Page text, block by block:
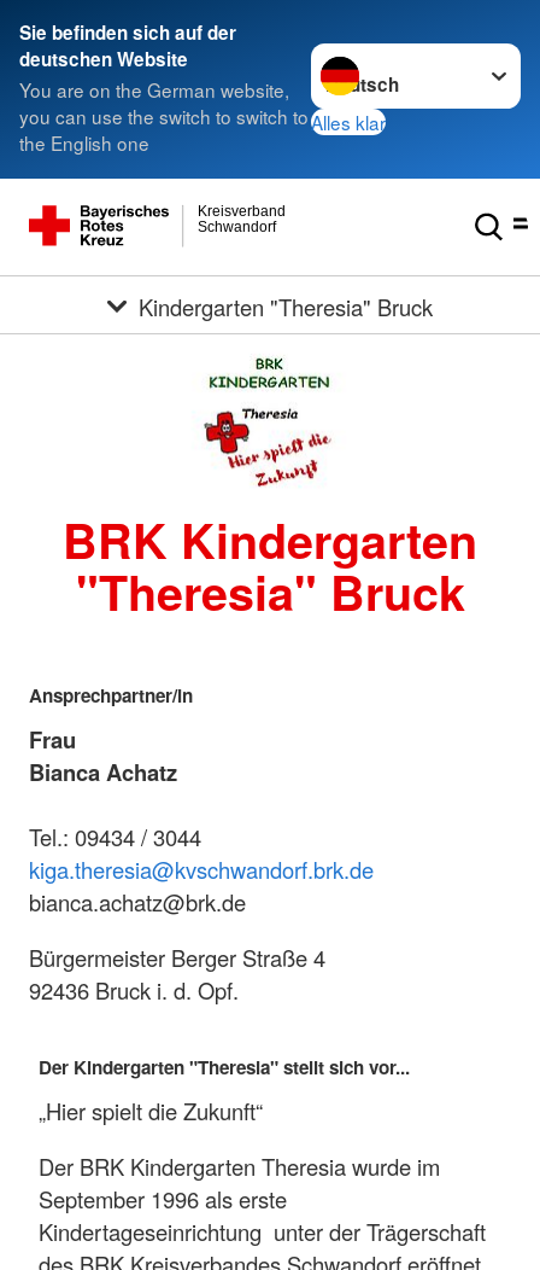
Sie befinden sich auf der
deutschen Website
You are on the German website,
you can use the switch to switch to
the English one
Sprache wechseln zu
Alles klar
Schwandorf
Kreisverband
Kindergarten "Theresia" Bruck
BRK Kindergarten
"Theresia" Bruck
Ansprechpartner/in
Frau
Bianca Achatz
Tel.: 09434 / 3044
kiga.theresia@kvschwandorf.brk.de
bianca.achatz@brk.de
Bürgermeister Berger Straße 4
92436 Bruck i. d. Opf.
Der Kindergarten "Theresia" stellt sich vor...
„Hier spielt die Zukunft“
Der BRK Kindergarten Theresia wurde im
September 1996 als erste
Kindertageseinrichtung unter der Trägerschaft
des BRK Kreisverbandes Schwandorf eröffnet.